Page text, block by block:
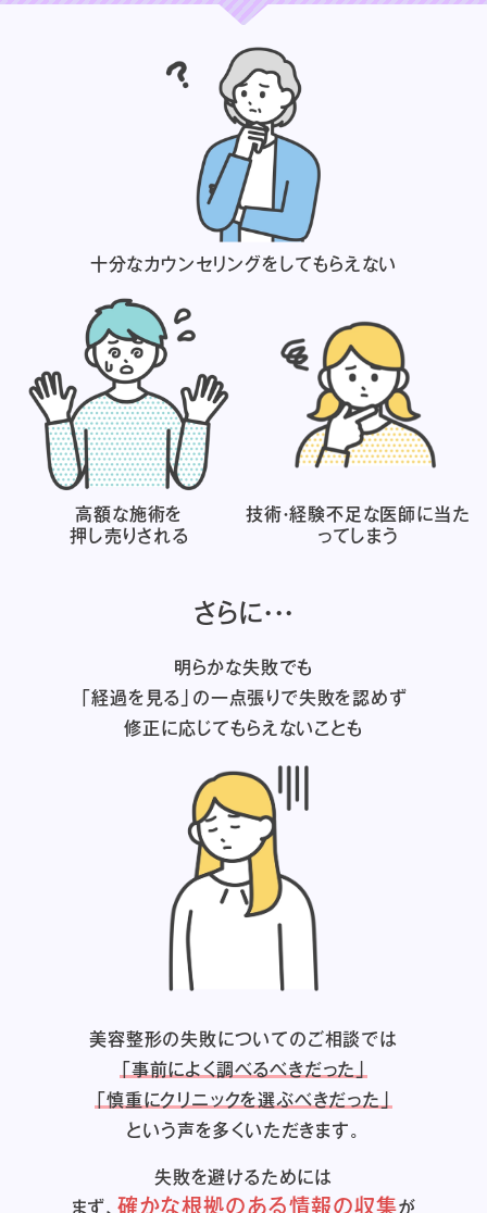
十分なカウンセリングをしてもらえない
高額な施術を
押し売りされる
技術・経験不足な医師に当た
ってしまう
さらに・・・
明らかな失敗でも
「経過を見る」の一点張りで失敗を認めず
修正に応じてもらえないことも
美容整形の失敗についてのご相談では
「事前によく調べるべきだった」
「慎重にクリニックを選ぶべきだった」
という声を多くいただきます。
失敗を避けるためには
まず、確かな根拠のある情報の収集が